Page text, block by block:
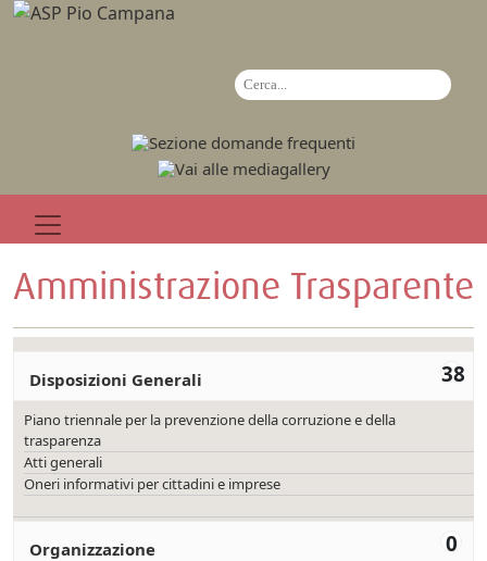
Amministrazione Trasparente
38
Disposizioni Generali
Piano triennale per la prevenzione della corruzione e della
trasparenza
Atti generali
Oneri informativi per cittadini e imprese
0
Organizzazione